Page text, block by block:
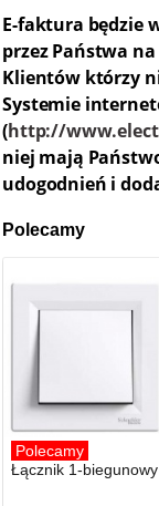
E-faktura będzie
przez Państwa
Klientów którzy
Systemie
(http://
niej mają
udogodnień i
Polecamy
Polecamy
Łącznik 1-biegunowy